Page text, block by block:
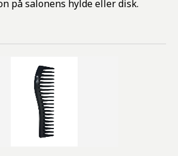
på salonens hylde eller disk.